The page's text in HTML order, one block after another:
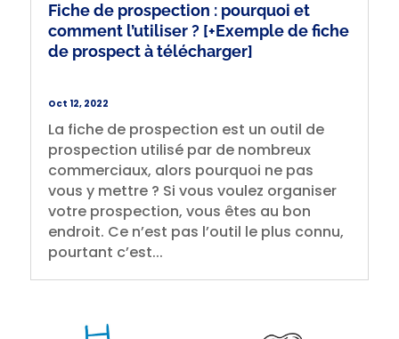
Fiche de prospection : pourquoi et
comment l’utiliser ? [+Exemple de fiche
de prospect à télécharger]
Oct 12, 2022
La fiche de prospection est un outil de
prospection utilisé par de nombreux
commerciaux, alors pourquoi ne pas
vous y mettre ? Si vous voulez organiser
votre prospection, vous êtes au bon
endroit. Ce n’est pas l’outil le plus connu,
pourtant c’est...